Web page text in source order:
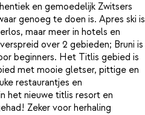
en gemoedelijk Zwitsers
genoeg te doen is. Apres ski is
maar meer in hotels en
over 2 gebieden; Bruni is
beginners. Het Titlis gebied is
met mooie gletser, pittige en
restaurantjes en
het nieuwe titlis resort en
Zeker voor herhaling